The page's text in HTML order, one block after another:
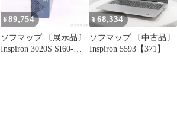
¥89,754
ソフマップ 〔展示品〕
Inspiron 3020S SI60-
¥68,334
ソフマップ 〔中古品〕
Inspiron 5593【371】